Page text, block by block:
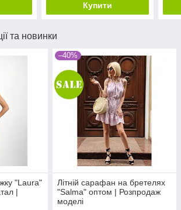
Купити
та новинки
"Laura"
|
–40%
Літній сарафан на бретелях
"Salma" оптом | Розпродаж
моделі